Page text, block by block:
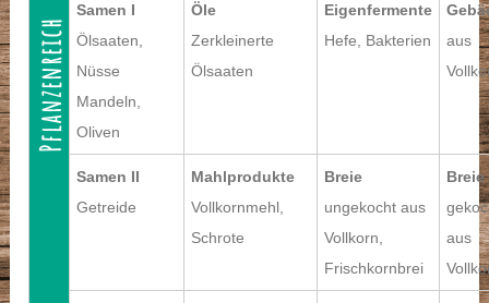
Pflanzenreich
Samen I
Ölsaaten,
Nüsse
Mandeln,
Oliven
Öle
Zerkleinerte
Ölsaaten
Eigenfermente
Hefe, Bakterien
aus
Samen II
Getreide
Mahlprodukte
Vollkornmehl,
Schrote
Breie
ungekocht aus
Vollkorn,
Frischkornbrei
Breie
aus